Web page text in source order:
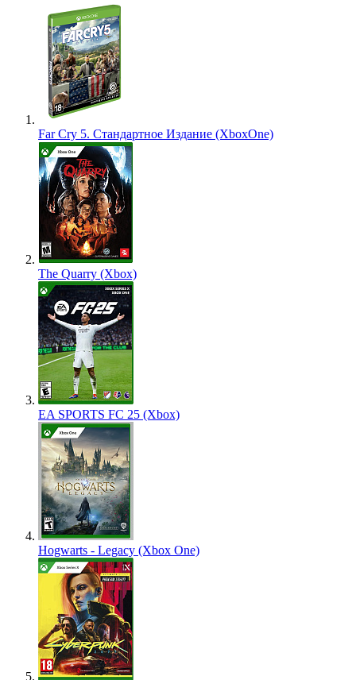
Far Cry 5. Стандартное Издание (XboxOne)
The Quarry (Xbox)
EA SPORTS FC 25 (Xbox)
Hogwarts - Legacy (Xbox One)